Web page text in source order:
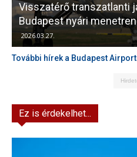
Visszatérő transzatlanti
Budapest nyári
2026.03.27.
További hírek a Budapest
Ez is érdekelhet...